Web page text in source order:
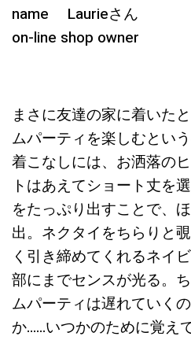
name Laurieさん
on-line shop owner
まさに友達の家に着いた
ムパーティを楽しむとい
着こなしには、お洒落の
トはあえてショート丈を
をたっぷり出すことで、
出。ネクタイをちらりと
く引き締めてくれるネイ
部にまでセンスが光る。
ムパーティは遅れていく
か……いつかのために覚え